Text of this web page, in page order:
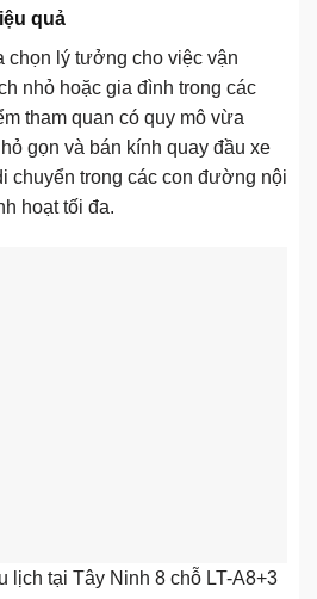
quả
chọn lý tưởng cho việc vận
nhỏ hoặc gia đình trong các
tham quan có quy mô vừa
gọn và bán kính quay đầu xe
chuyển trong các con đường nội
hoạt tối đa.
lịch tại Tây Ninh 8 chỗ LT-A8+3